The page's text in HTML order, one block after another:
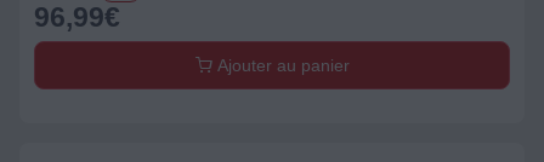
96,99€
Ajouter au panier